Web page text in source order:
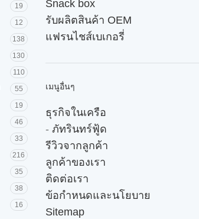
19
12
138
130
110
55
19
46
33
216
35
38
16
Snack box
รับผลิตสินค้า OEM
แฟรนไชส์เบเกอรี่
เมนูอื่นๆ
ธุรกิจในเครือ
- ภัทรินทร์ฟู้ด
รีวิวจากลูกค้า
ลูกค้าของเรา
ติดต่อเรา
ข้อกำหนดและนโยบาย
Sitemap